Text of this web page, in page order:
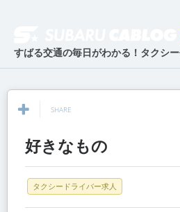
すばる交通の毎日がわかる！タクシ
SHARE
好きなもの
タクシードライバー求人